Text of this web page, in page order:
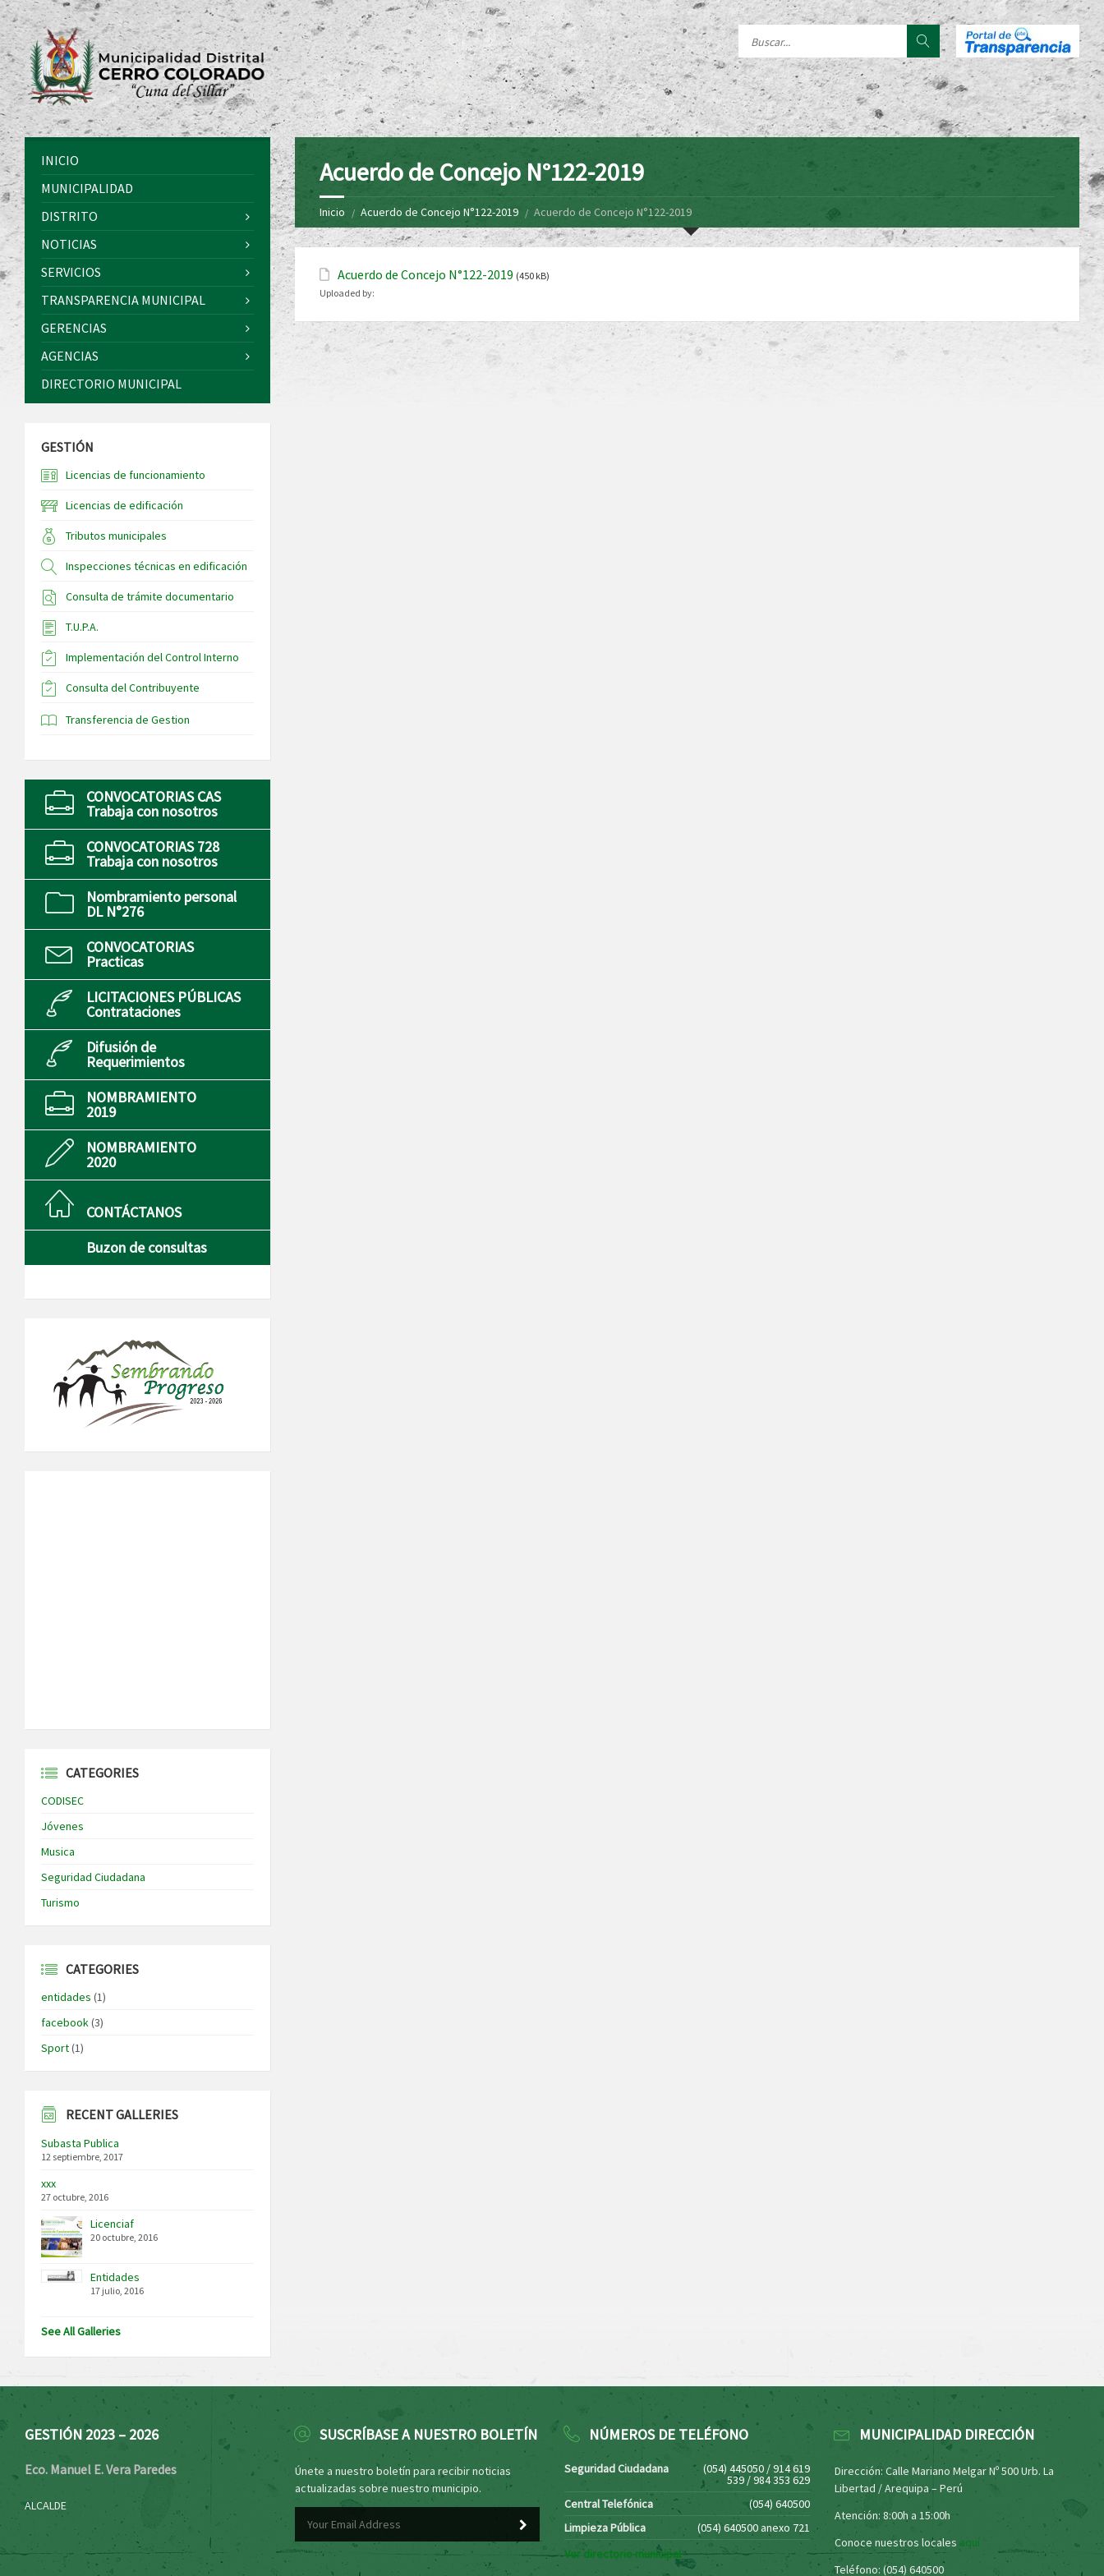
Acuerdo de Concejo N°122-2019
Inicio Acuerdo de Concejo N°122-2019 Acuerdo de Concejo N°122-2019
Acuerdo de Concejo N°122-2019 (450 kB)
Uploaded by:
INICIO
MUNICIPALIDAD
DISTRITO
NOTICIAS
SERVICIOS
TRANSPARENCIA MUNICIPAL
GERENCIAS
AGENCIAS
DIRECTORIO MUNICIPAL
GESTIÓN
Licencias de funcionamiento
Licencias de edificación
Tributos municipales
Inspecciones técnicas en edificación
Consulta de trámite documentario
T.U.P.A.
Implementación del Control Interno
Consulta del Contribuyente
Transferencia de Gestion
CONVOCATORIAS CAS
Trabaja con nosotros
CONVOCATORIAS 728
Trabaja con nosotros
Nombramiento personal
DL N°276
CONVOCATORIAS
Practicas
LICITACIONES PÚBLICAS
Contrataciones
Difusión de
Requerimientos
NOMBRAMIENTO
2019
NOMBRAMIENTO
2020
CONTÁCTANOS
Buzon de consultas
CATEGORIES
CODISEC
Jóvenes
Musica
Seguridad Ciudadana
Turismo
CATEGORIES
entidades (1)
facebook(3)
Sport(1)
RECENT GALLERIES
Subasta Publica
12 septiembre, 2017
xxx
27 octubre, 2016
Licenciaf
20 octubre, 2016
Entidades
17 julio, 2016
See All Galleries
GESTIÓN 2023 – 2026
Eco. Manuel E. Vera Paredes
ALCALDE
SUSCRÍBASE A NUESTRO BOLETÍN
Únete a nuestro boletín para recibir noticias
actualizadas sobre nuestro municipio.
NÚMEROS DE TELÉFONO
Seguridad Ciudadana (054) 445050 / 914 619
539 / 984 353 629
Central Telefónica
(054) 640500
Limpieza Pública
(054) 640500 anexo 721
Ver directorio municipal
MUNICIPALIDAD DIRECCIÓN
Dirección: Calle Mariano Melgar Nº 500 Urb. La
Libertad / Arequipa – Perú
Atención: 8:00h a 15:00h
Conoce nuestros locales aquí
Teléfono: (054) 640500